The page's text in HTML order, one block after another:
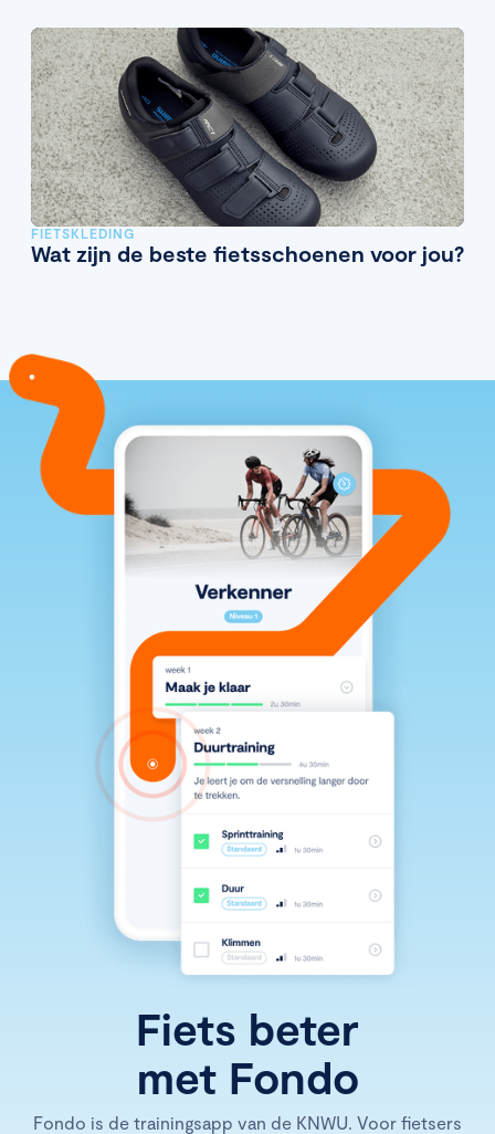
FIETSKLEDING
Wat zijn de beste fietsschoenen voor jou?
Fiets beter
met Fondo
Fondo is de trainingsapp van de KNWU. Voor fietsers